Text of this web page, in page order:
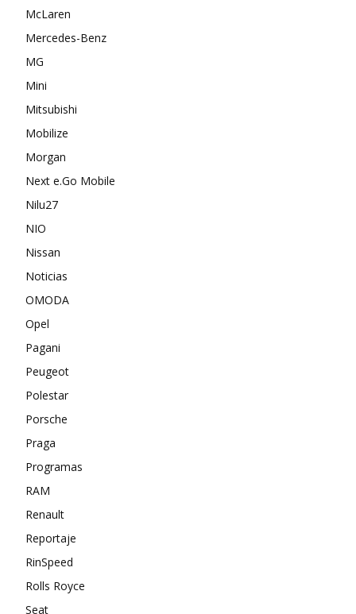
McLaren
Mercedes-Benz
MG
Mini
Mitsubishi
Mobilize
Morgan
Next e.Go Mobile
Nilu27
NIO
Nissan
Noticias
OMODA
Opel
Pagani
Peugeot
Polestar
Porsche
Praga
Programas
RAM
Renault
Reportaje
RinSpeed
Rolls Royce
Seat